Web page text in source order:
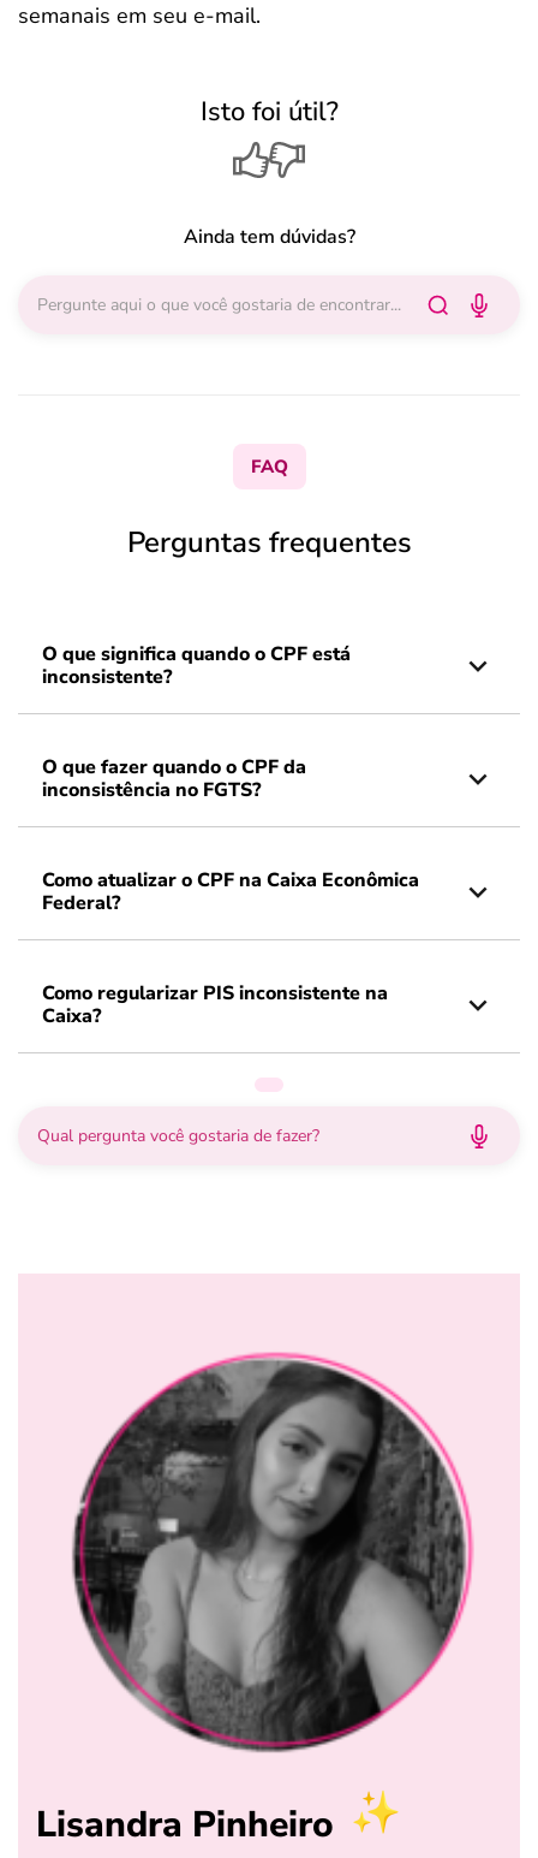
semanais em seu e-mail.
Isto foi útil?
Ainda tem dúvidas?
FAQ
Perguntas frequentes
O que significa quando o CPF está
inconsistente?
O que fazer quando o CPF da
inconsistência no FGTS?
Como atualizar o CPF na Caixa Econômica
Federal?
Como regularizar PIS inconsistente na
Caixa?
Lisandra Pinheiro